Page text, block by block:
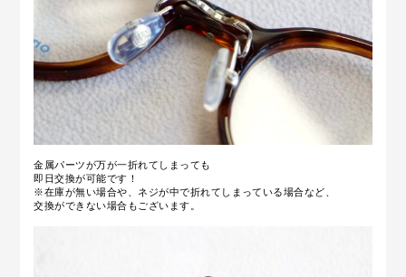
金属パーツが万が一折れてしまっても
即日交換が可能です！
※在庫が無い場合や、ネジが中で折れてしまっている場合など、
交換ができない場合もございます。